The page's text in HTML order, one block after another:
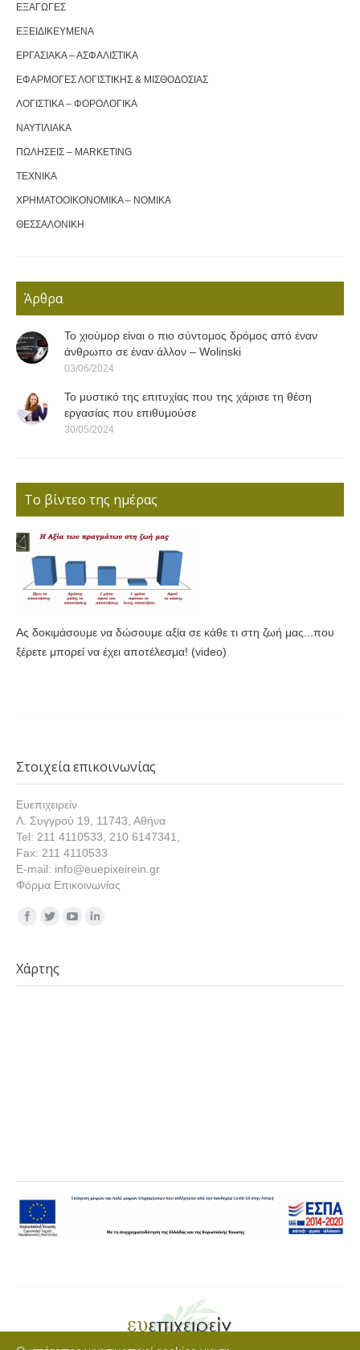
ΕΞΑΓΩΓΕΣ
ΕΞΕΙΔΙΚΕΥΜΕΝΑ
ΕΡΓΑΣΙΑΚΑ – ΑΣΦΑΛΙΣΤΙΚΑ
ΕΦΑΡΜΟΓΕΣ ΛΟΓΙΣΤΙΚΗΣ & ΜΙΣΘΟΔΟΣΙΑΣ
ΛΟΓΙΣΤΙΚΑ – ΦΟΡΟΛΟΓΙΚΑ
ΝΑΥΤΙΛΙΑΚΑ
ΠΩΛΗΣΕΙΣ – MARKETING
ΤΕΧΝΙΚΑ
ΧΡΗΜΑΤΟΟΙΚΟΝΟΜΙΚΑ – ΝΟΜΙΚΑ
ΘΕΣΣΑΛΟΝΙΚΗ
Άρθρα
Το χιούμορ είναι ο πιο σύντομος δρόμος από έναν
άνθρωπο σε έναν άλλον – Wolinski
03/06/2024
Το μυστικό της επιτυχίας που της χάρισε τη θέση
εργασίας που επιθυμούσε
30/05/2024
Το βίντεο της ημέρας
Ας δοκιμάσουμε να δώσουμε αξία σε κάθε τι στη ζωή μας...που
ξέρετε μπορεί να έχει αποτέλεσμα! (video)
Στοιχεία επικοινωνίας
Ευεπιχειρείν
Λ. Συγγρού 19, 11743, Αθήνα
Tel: 211 4110533, 210 6147341,
Fax: 211 4110533
E-mail: info@euepixeirein.gr
Φόρμα Επικοινωνίας
Find us on:
Χάρτης